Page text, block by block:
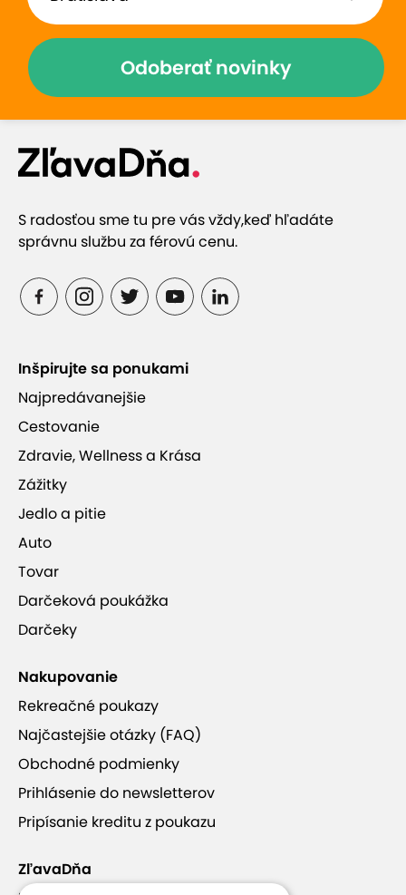
Odoberať novinky
S radosťou sme tu pre vás vždy,keď hľadáte
správnu službu za férovú cenu.
Inšpirujte sa ponukami
Najpredávanejšie
Cestovanie
Zdravie, Wellness a Krása
Zážitky
Jedlo a pitie
Auto
Tovar
Darčeková poukážka
Darčeky
Nakupovanie
Rekreačné poukazy
Najčastejšie otázky (FAQ)
Obchodné podmienky
Prihlásenie do newsletterov
Pripísanie kreditu z poukazu
ZľavaDňa